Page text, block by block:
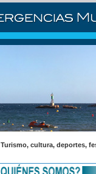
Turismo, cultura, deportes,